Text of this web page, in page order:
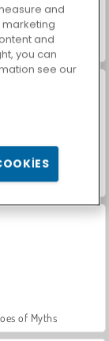
Eşle
Prensesleri
of Myths
and
marketing
and
you can
see our